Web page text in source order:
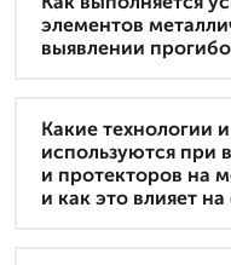
элементов
выявлении
Какие технологии
используются при
и протекторов на
и как это влияет